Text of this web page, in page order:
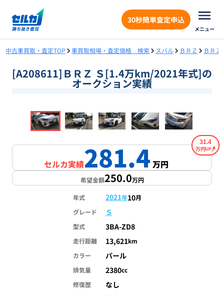
30秒簡単査定申込
メニュー
中古車買取・査定TOP 車買取相場・査定価格 検索 スバル ＢＲＺ ＢＲＺ
[A208611]ＢＲＺ Ｓ[1.4万km/2021年式]の
オークション実績
1/18
セルカ実績281.4万円
31.4
万円
希望金額250.0万円
年式 2021年10月
グレード
Ｓ
型式 3BA-ZD8
走行距離 13,621km
カラー
パール
排気量 2380cc
修復歴
なし